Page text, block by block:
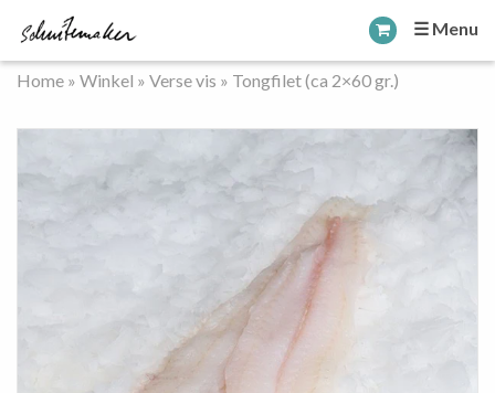
☰ Menu
Home » Winkel » Verse vis » Tongfilet (ca 2×60 gr.)